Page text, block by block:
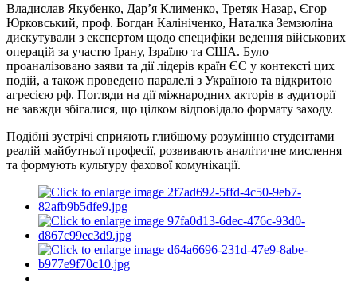
Владислав Якубенко, Дар’я Клименко, Третяк Назар, Єгор
Юрковський, проф. Богдан Калініченко, Наталка Земзюліна
дискутували з експертом щодо специфіки ведення військових
операцій за участю Ірану, Ізраїлю та США. Було
проаналізовано заяви та дії лідерів країн ЄС у контексті цих
подій, а також проведено паралелі з Україною та відкритою
агресією рф. Погляди на дії міжнародних акторів в аудиторії
не завжди збігалися, що цілком відповідало формату заходу.
Подібні зустрічі сприяють глибшому розумінню студентами
реалій майбутньої професії, розвивають аналітичне мислення
та формують культуру фахової комунікації.